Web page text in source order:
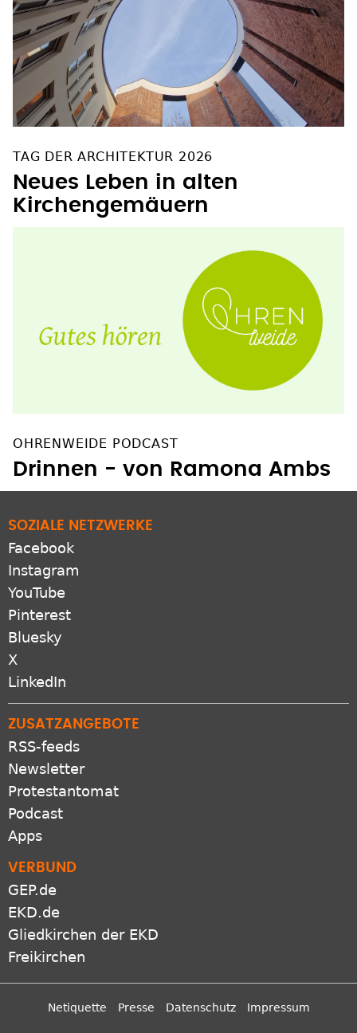
TAG DER ARCHITEKTUR 2026
Neues Leben in alten
Kirchengemäuern
OHRENWEIDE PODCAST
Drinnen - von Ramona Ambs
SOZIALE NETZWERKE
Facebook
Instagram
YouTube
Pinterest
Bluesky
X
LinkedIn
ZUSATZANGEBOTE
RSS-feeds
Newsletter
Protestantomat
Podcast
Apps
VERBUND
GEP.de
EKD.de
Gliedkirchen der EKD
Freikirchen
Netiquette Presse Datenschutz Impressum